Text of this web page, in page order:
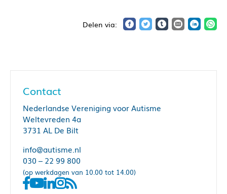
Contact
Nederlandse Vereniging voor Autisme
Weltevreden 4a
3731 AL De Bilt
info@autisme.nl
030 – 22 99 800
(op werkdagen van 10.00 tot 14.00)